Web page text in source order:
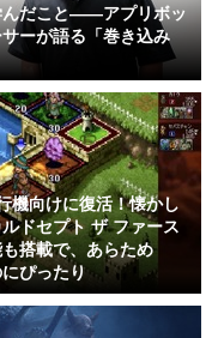
んだこと――アプリボッ
ーが語る「巻き込み
機向けに復活！懐かし
ドセプト ザ ファース
搭載で、あらため
ぴったり